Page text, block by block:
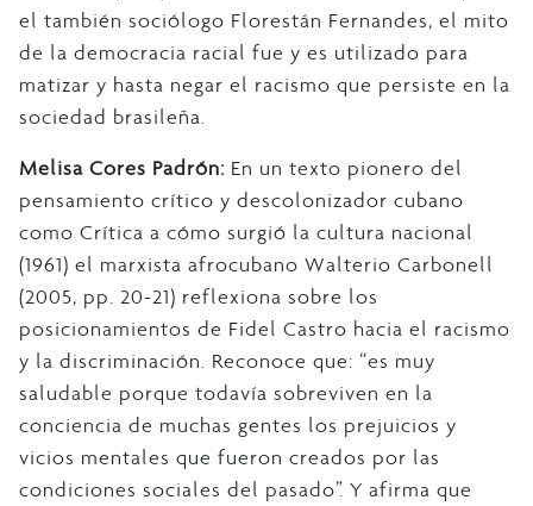
el también sociólogo Florestán Fernandes, el mito
de la democracia racial fue y es utilizado para
matizar y hasta negar el racismo que persiste en la
sociedad brasileña.
Melisa Cores Padrón: En un texto pionero del
pensamiento crítico y descolonizador cubano
como Crítica a cómo surgió la cultura nacional
(1961) el marxista afrocubano Walterio Carbonell
(2005, pp. 20-21) reflexiona sobre los
posicionamientos de Fidel Castro hacia el racismo
y la discriminación. Reconoce que: “es muy
saludable porque todavía sobreviven en la
conciencia de muchas gentes los prejuicios y
vicios mentales que fueron creados por las
condiciones sociales del pasado”. Y afirma que